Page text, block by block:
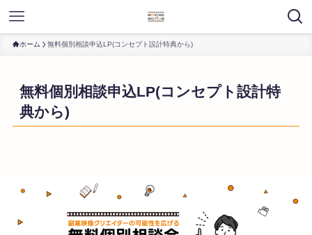
ホーム 無料個別相談申込LP(コンセプト設計特典から)
無料個別相談申込LP(コンセプト設計特
典から)